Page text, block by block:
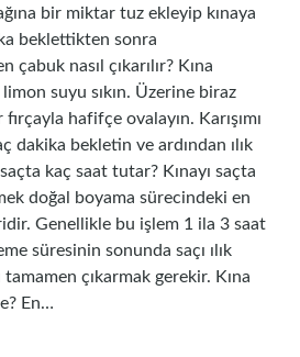
bir miktar tuz ekleyip kınaya
beklettikten sonra
çabuk nasıl çıkarılır? Kına
suyu sıkın. Üzerine biraz
hafifçe ovalayın. Karışımı
dakika bekletin ve ardından ılık
kaç saat tutar? Kınayı saçta
doğal boyama sürecindeki en
Genellikle bu işlem 1 ila 3 saat
süresinin sonunda saçı ılık
tamamen çıkarmak gerekir. Kına
En…